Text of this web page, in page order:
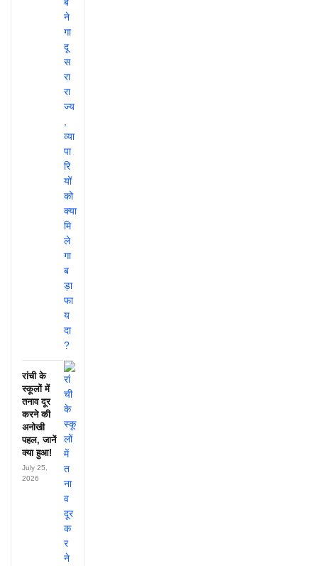
रांची के
स्कूलों में
तनाव दूर
करने की
अनोखी
पहल, जानें
क्या हुआ!
July 25,
2026